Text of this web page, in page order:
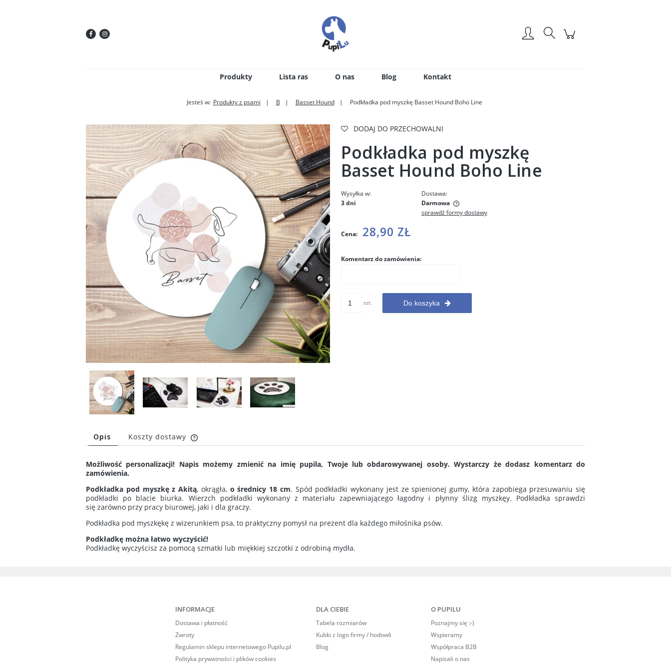
Produkty Lista ras O nas Blog Kontakt
Jesteś w: Produkty z psami B Basset Hound Podkładka pod myszkę Basset Hound Boho Line
DODAJ DO PRZECHOWALNI
Podkładka pod myszkę
Basset Hound Boho Line
Wysyłka w:
3 dni
Dostawa:
Darmowa
Cena nie zawiera ewentualnych
kosztów płatności
sprawdź formy dostawy
Cena: 28,90 ZŁ
Komentarz do zamówienia:
szt. Do koszyka
Opis Koszty dostawy
Cena nie zawiera ewentualnych
Możliwość personalizacji! Napis możemy zmienić na imię pupila, Twoje lub obdarowywanej osoby. Wystarczy że dodasz komentarz do
zamówienia.
Podkładka pod myszkę z Akitą, okrągła, o średnicy 18 cm. Spód podkładki wykonany jest ze spienionej gumy, która zapobiega przesuwaniu się
podkładki po blacie biurka. Wierzch podkładki wykonany z materiału zapewniającego łagodny i płynny ślizg myszkęy. Podkładka sprawdzi
się zarówno przy pracy biurowej, jaki i dla graczy.
Podkładka pod myszkękę z wizerunkiem psa, to praktyczny pomysł na prezent dla każdego miłośnika psów.
Podkładkę można łatwo wyczyścić!
Podkładkę wyczyścisz za pomocą szmatki lub miękkiej szczotki z odrobiną mydła.
INFORMACJE
Dostawa i płatność
Zwroty
Regulamin sklepu internetowego Pupilu.pl
Polityka prywatności i plików cookies
DLA CIEBIE
Tabela rozmiarów
Kubki z logo firmy / hodowli
Blog
O PUPILU
Poznajmy się :-)
Wspieramy
Współpraca B2B
Napisali o nas